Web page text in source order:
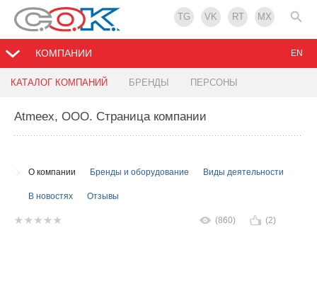
TG VK RT MX
КОМПАНИИ
КАТАЛОГ КОМПАНИЙ БРЕНДЫ ПЕРСОНЫ
EN
Atmeex, ООО. Страница компании
О компании Бренды и оборудование Виды деятельности
В новостях Отзывы
(860) (2)